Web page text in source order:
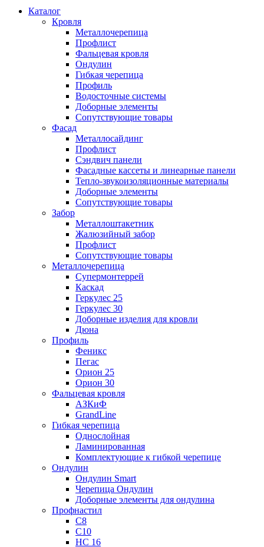
Каталог
Кровля
Металлочерепица
Профлист
Фальцевая кровля
Ондулин
Гибкая черепица
Профиль
Водосточные системы
Доборные элементы
Сопутствующие товары
Фасад
Металлосайдинг
Профлист
Сэндвич панели
Фасадные кассеты и линеарные панели
Тепло-звукоизоляционные материалы
Доборные элементы
Сопутствующие товары
Забор
Металлоштакетник
Жалюзийный забор
Профлист
Сопутствующие товары
Металлочерепица
Супермонтеррей
Каскад
Геркулес 25
Геркулес 30
Доборные изделия для кровли
Дюна
Профиль
Феникс
Пегас
Орион 25
Орион 30
Фальцевая кровля
АЗКиФ
GrandLine
Гибкая черепица
Однослойная
Ламинированная
Комплектующие к гибкой черепице
Ондулин
Ондулин Smart
Черепица Ондулин
Доборные элементы для ондулина
Профнастил
С8
С10
НС 16